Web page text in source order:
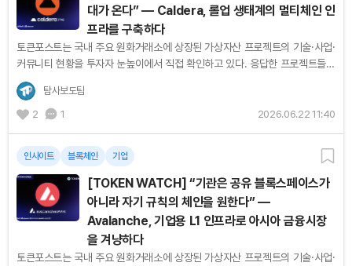
대가 온다” — Caldera, 롤업 생태계의 멀티체인 인
프라를 구축하다
토큰포스트는 국내 주요 원화거래소에 상장된 가상자산 프로젝트의 기술·사업·
커뮤니티 현황을 투자자 눈높이에서 직접 확인하고 있다. 응답한 프로젝트들의
목소리를 순서대로 기록한다. [편집자주] 블록체인 시장은 더...
탐사보도팀
2
1 2026.06.22 11:40
인사이트 블록체인 기업
[TOKEN WATCH] “기관은 공유 블록스페이스가
아니라 자기 규칙의 체인을 원한다” —
Avalanche, 기업용 L1 인프라로 아시아 금융시장
을 겨냥하다
토큰포스트는 국내 주요 원화거래소에 상장된 가상자산 프로젝트의 기술·사업·